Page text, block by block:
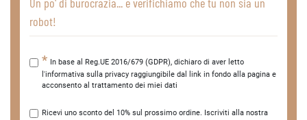
robot!
In base al Reg.UE 2016/679 (GDPR), dichiaro di aver letto
l'informativa sulla privacy raggiungibile dal link in fondo alla pagina e
acconsento al trattamento dei miei dati
Ricevi uno sconto del 10% sul prossimo ordine. Iscriviti alla nostra